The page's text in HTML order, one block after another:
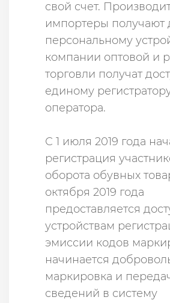
свой счет.
импортеры получают
персональному
компании оптовой и
торговли получат
единому
оператора.
С 1 июля 2019 года
регистрация
оборота обувных
октября 2019 года
предоставляется
устройствам
эмиссии кодов
начинается
маркировка и
сведений в систему